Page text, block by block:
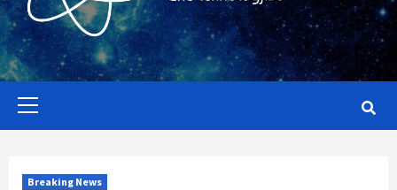
Primary
Breaking News